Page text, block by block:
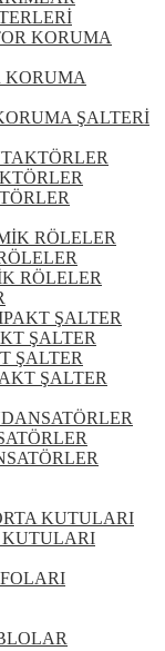
KORUMA
KORUMA
ŞALTERİ
RÖLELER
RÖLELER
ŞALTER
ŞALTER
ŞALTER
ŞALTER
KUTULARI
KUTULARI